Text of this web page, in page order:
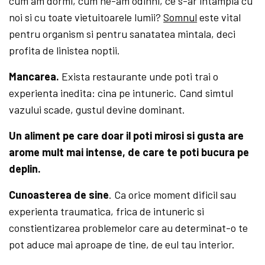
noi si cu toate vietuitoarele lumii?Somnul este vital
pentru organism si pentru sanatatea mintala, deci
profita de linistea noptii.
Mancarea. Exista restaurante unde poti trai o
experienta inedita: cina pe intuneric. Cand simtul
vazului scade, gustul devine dominant.
Un aliment pe care doar il poti mirosi si gusta are
arome mult mai intense, de care te poti bucura pe
deplin.
Cunoasterea de sine. Ca orice moment dificil sau
experienta traumatica, frica de intuneric si
constientizarea problemelor care au determinat-o te
pot aduce mai aproape de tine, de eul tau interior.